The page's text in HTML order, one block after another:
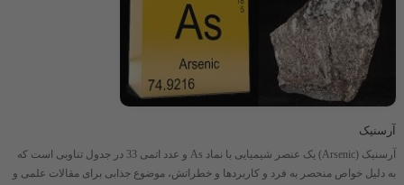
آرسنیک
آرسنیک (Arsenic) یک عنصر شیمیایی با نماد As و عدد اتمی 33 در جدول تناوبی است که
به دلیل خواص منحصر به فرد و کاربردها و خطراتش، موضوع جذابی برای مقالات علمی و